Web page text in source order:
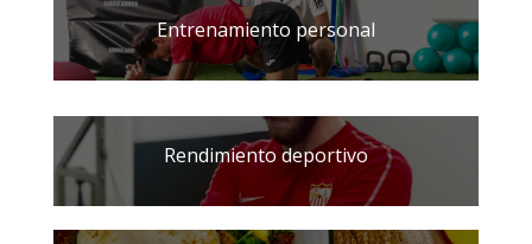
Entrenamiento personal
Rendimiento deportivo